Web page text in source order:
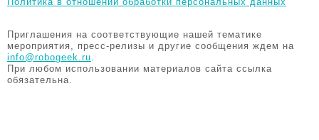
Приглашения на соответствующие нашей тематике
мероприятия, пресс-релизы и другие сообщения ждем на
info@robogeek.ru.
При любом использовании материалов сайта ссылка
обязательна.